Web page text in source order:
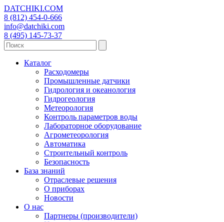
DATCHIKI.COM
8 (812) 454-0-666
info@datchiki.com
8 (495) 145-73-37
Каталог
Расходомеры
Промышленные датчики
Гидрология и океанология
Гидрогеология
Метеорология
Контроль параметров воды
Лабораторное оборудование
Агрометеорология
Автоматика
Строительный контроль
Безопасность
База знаний
Отраслевые решения
О приборах
Новости
О нас
Партнеры (производители)